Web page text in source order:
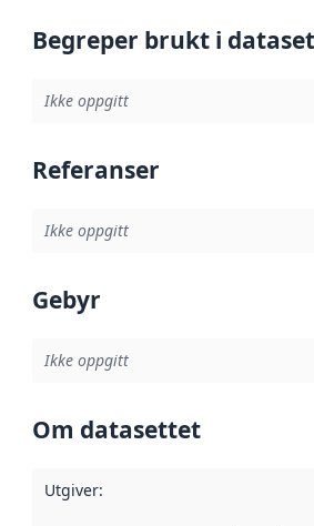
Begreper brukt i
Ikke oppgitt
Referanser
Ikke oppgitt
Gebyr
Ikke oppgitt
Om datasettet
Utgiver: